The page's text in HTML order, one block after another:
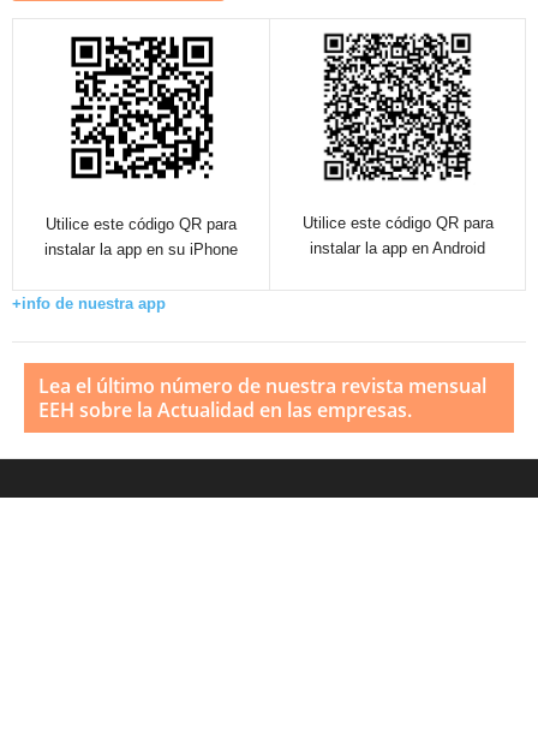
Utilice este código QR para
instalar la app en su iPhone
Utilice este código QR para
instalar la app en Android
+info de nuestra app
Lea el último número de nuestra revista mensual
EEH sobre la Actualidad en las empresas.